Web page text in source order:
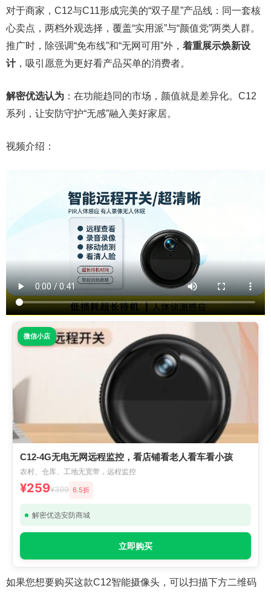
对于商家，C12与C11形成完美的“双子星”产品线：同一套核
心卖点，两档外观选择，覆盖“实用派”与“颜值党”两类人群。
推广时，除强调“免布线”和“无网可用”外， 着重展示焕新设
计，吸引愿意为更好看产品买单的消费者。
解密优选认为 ：在功能趋同的市场，颜值就是差异化。C12
系列，让安防守护“无感”融入美好家居。
视频介绍：
微信小店
C12-4G无电无网远程监控，看店铺看老人看车看小孩
农村、仓库、工地无宽带，远程监控
¥259¥399 6.5折
解密优选安防商城
立即购买
如果您想要购买这款C12智能摄像头，可以扫描下方二维码